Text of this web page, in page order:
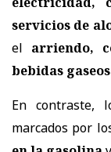
servicios de
el arriendo,
bebidas
En contraste,
marcados por